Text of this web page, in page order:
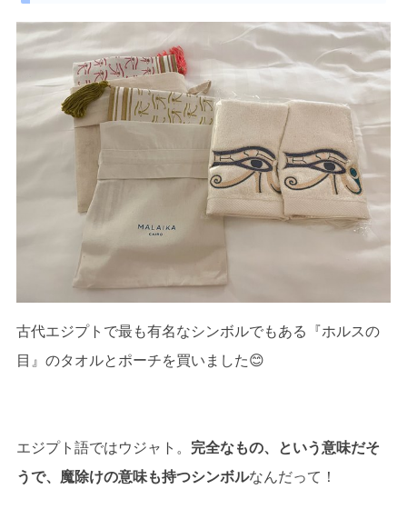
古代エジプトで最も有名なシンボルでもある『ホルスの
目』のタオルとポーチを買いました😊
エジプト語ではウジャト。 完全なもの、という意味だそ
うで、魔除けの意味も持つシンボルなんだって！